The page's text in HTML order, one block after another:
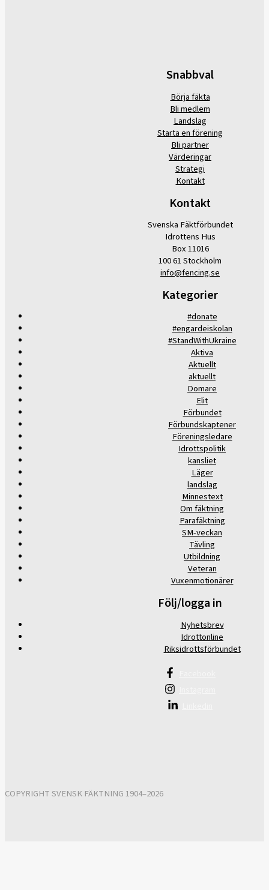
Snabbval
Börja fäkta
Bli medlem
Landslag
Starta en förening
Bli partner
Värderingar
Strategi
Kontakt
Kontakt
Svenska Fäktförbundet
Idrottens Hus
Box 11016
100 61 Stockholm
info@fencing.se
Kategorier
#donate
#engardeiskolan
#StandWithUkraine
Aktiva
Aktuellt
aktuellt
Domare
Elit
Förbundet
Förbundskaptener
Föreningsledare
Idrottspolitik
kansliet
Läger
landslag
Minnestext
Om fäktning
Parafäktning
SM-veckan
Tävling
Utbildning
Veteran
Vuxenmotionärer
Följ/logga in
Nyhetsbrev
Idrottonline
Riksidrottsförbundet
COPYRIGHT SVENSK FÄKTNING 1904–2026